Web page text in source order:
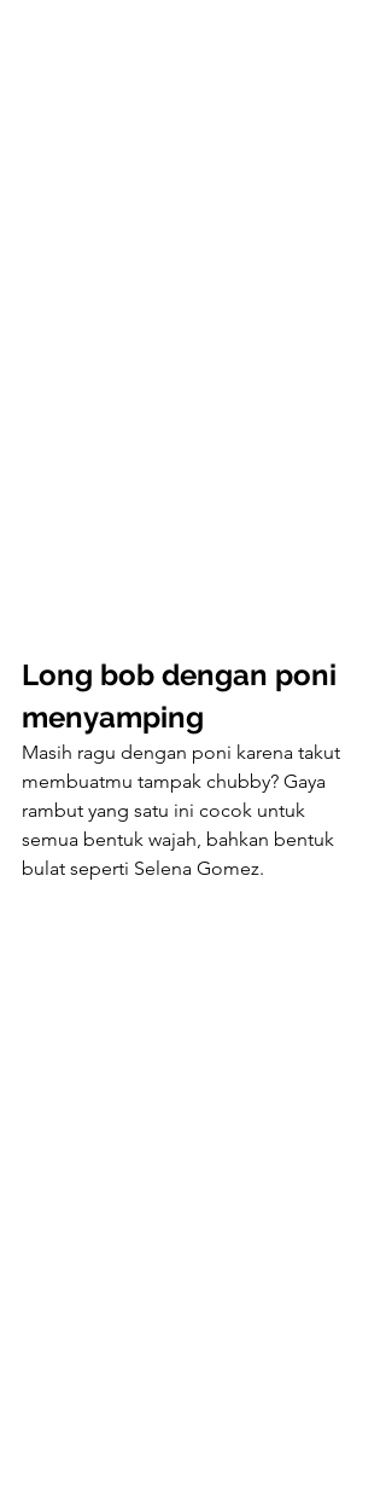
Long bob dengan poni
menyamping
Masih ragu dengan poni karena takut
membuatmu tampak chubby? Gaya
rambut yang satu ini cocok untuk
semua bentuk wajah, bahkan bentuk
bulat seperti Selena Gomez.